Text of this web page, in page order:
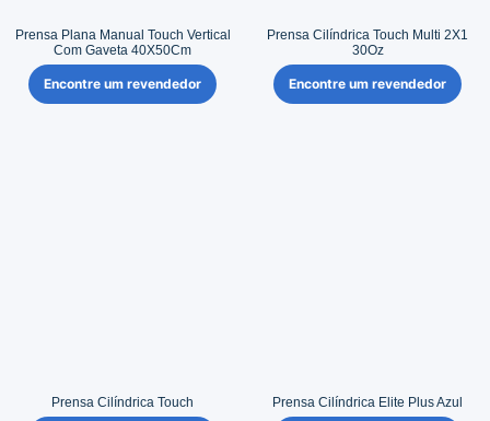
Prensa Plana Manual Touch Vertical
Com Gaveta 40X50Cm
Encontre um revendedor
Prensa Cilíndrica Touch Multi 2X1
30Oz
Encontre um revendedor
Prensa Cilíndrica Touch Prensa Cilíndrica Elite Plus Azul